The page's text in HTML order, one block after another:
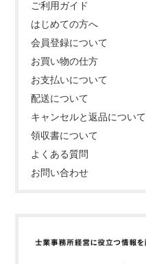
ご利用ガイド
はじめての方へ
会員登録について
お買い物の仕方
お支払いについて
配送について
キャンセルと返品について
領収書について
よくある質問
お問い合わせ